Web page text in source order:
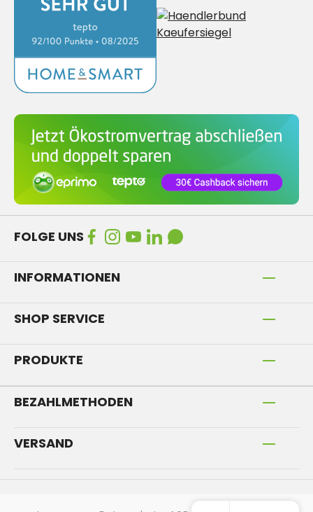
FOLGE UNS
INFORMATIONEN
SHOP SERVICE
PRODUKTE
BEZAHLMETHODEN
VERSAND